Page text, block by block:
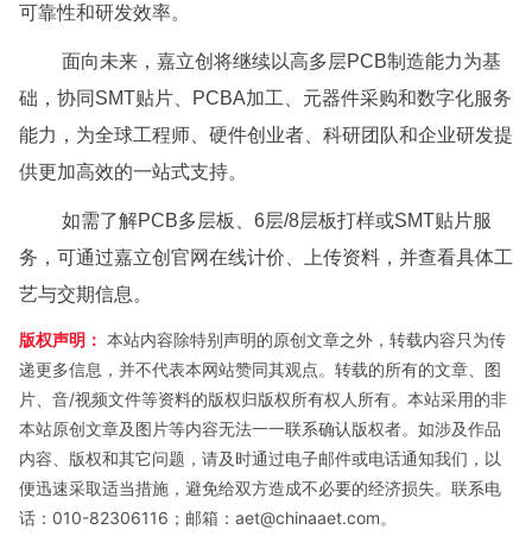
可靠性和研发效率。
面向未来，嘉立创将继续以高多层PCB制造能力为基
础，协同SMT贴片、PCBA加工、元器件采购和数字化服务
能力，为全球工程师、硬件创业者、科研团队和企业研发提
供更加高效的一站式支持。
如需了解PCB多层板、6层/8层板打样或SMT贴片服
务，可通过嘉立创官网在线计价、上传资料，并查看具体工
艺与交期信息。
版权声明： 本站内容除特别声明的原创文章之外，转载内容只为传
递更多信息，并不代表本网站赞同其观点。转载的所有的文章、图
片、音/视频文件等资料的版权归版权所有权人所有。本站采用的非
本站原创文章及图片等内容无法一一联系确认版权者。如涉及作品
内容、版权和其它问题，请及时通过电子邮件或电话通知我们，以
便迅速采取适当措施，避免给双方造成不必要的经济损失。联系电
话：010-82306116；邮箱：aet@chinaaet.com。